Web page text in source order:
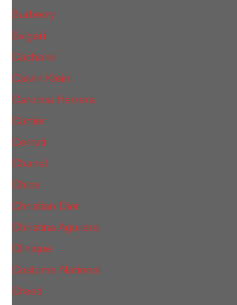
Burberry
Bvlgari
Cacharel
Calvin Klein
Carolina Herrera
Cartier
Cerruti
Сhanеl
Chloe
Christian Dior
Christina Aguilera
Сliniquе
Costume National
Creed